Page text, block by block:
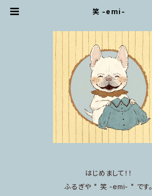
笑 -emi-
はじめまして！！
ふるぎや " 笑 -emi- " です。